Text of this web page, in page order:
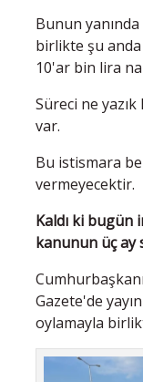
Bunun
birlikte şu anda
10'ar bin lira
Süreci ne
var.
Bu istismara
vermeyecektir.
Kaldı ki bugün
kanunun üç ay
Gazete'de
oylamayla